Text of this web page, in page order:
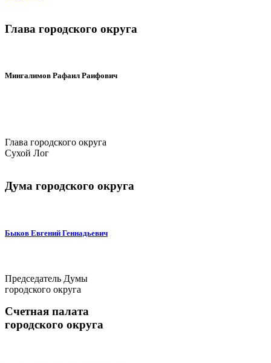
Глава городского округа
Мингалимов Рафаил Раифович
Глава городского округа
Сухой Лог
Дума городского округа
Быков Евгений Геннадьевич
Председатель Думы
городского округа
Счетная палата
городского округа